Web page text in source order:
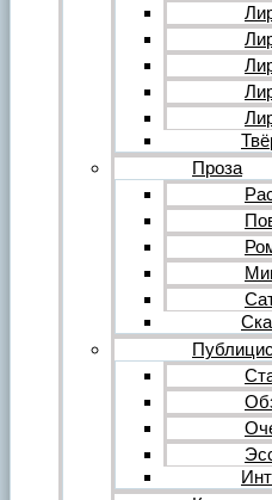
Проза
Все темы форума
О литературе
О политике
О музыке
О кино
О разном
Комментарии
Пользователи
Авторский анонс
Редакция
Инструкции
Вставка
Вставка
Войдите на сайт или